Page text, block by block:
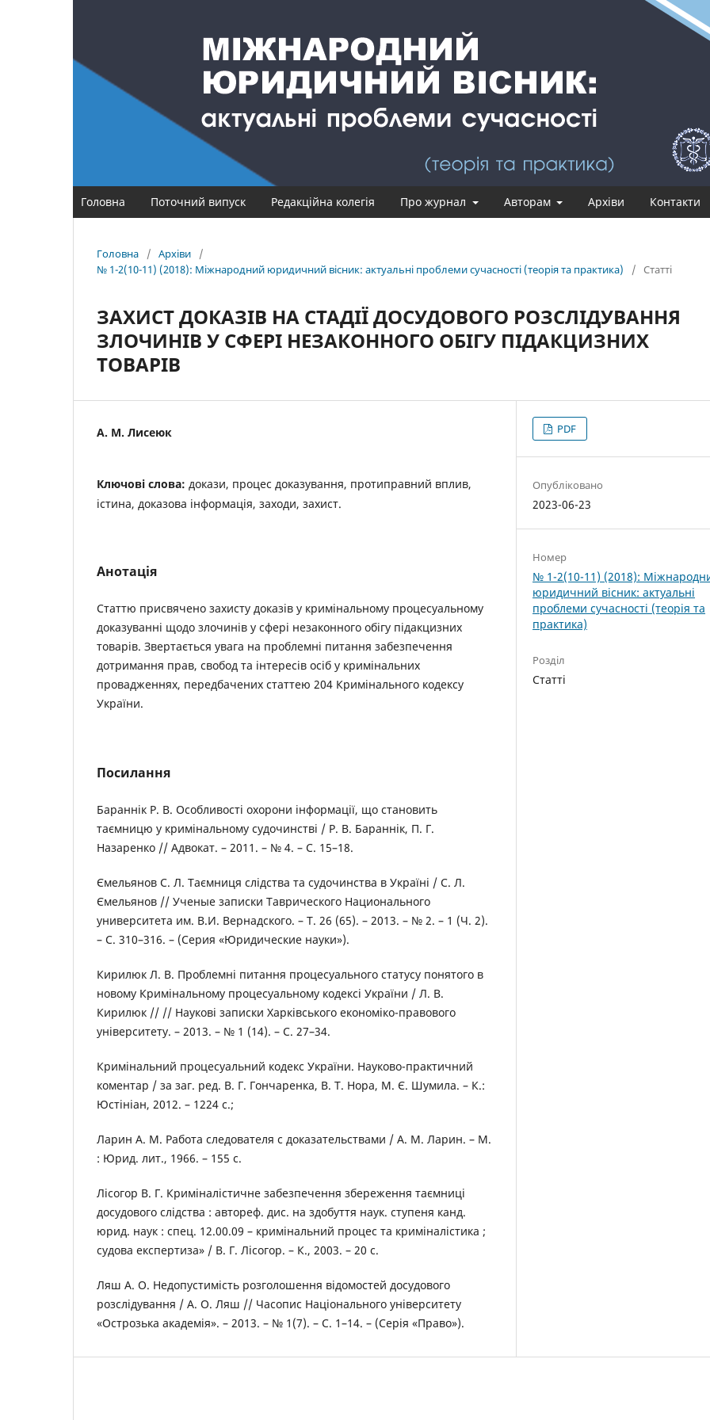
Головна Поточний випуск Редакційна колегія Про журнал Авторам Архіви Контакти
Головна / Архіви
/
№ 1-2(10-11) (2018): Міжнародний юридичний вісник: актуальні проблеми сучасності (теорія та практика)
/ Статті
ЗАХИСТ ДОКАЗІВ НА СТАДІЇ ДОСУДОВОГО РОЗСЛІДУВАННЯ
ЗЛОЧИНІВ У СФЕРІ НЕЗАКОННОГО ОБІГУ ПІДАКЦИЗНИХ
ТОВАРІВ
А. М. Лисеюк
Ключові слова: докази, процес доказування, протиправний вплив,
істина, доказова інформація, заходи, захист.
Анотація
Статтю присвячено захисту доказів у кримінальному процесуальному
доказуванні щодо злочинів у сфері незаконного обігу підакцизних
товарів. Звертається увага на проблемні питання забезпечення
дотримання прав, свобод та інтересів осіб у кримінальних
провадженнях, передбачених статтею 204 Кримінального кодексу
України.
Посилання
Бараннік Р. В. Особливості охорони інформації, що становить
таємницю у кримінальному судочинстві / Р. В. Бараннік, П. Г.
Назаренко // Адвокат. – 2011. – № 4. – С. 15–18.
Ємельянов С. Л. Таємниця слідства та судочинства в Україні / С. Л.
Ємельянов // Ученые записки Таврического Национального
университета им. В.И. Вернадского. – Т. 26 (65). – 2013. – № 2. – 1 (Ч. 2).
– С. 310–316. – (Серия «Юридические науки»).
Кирилюк Л. В. Проблемні питання процесуального статусу понятого в
новому Кримінальному процесуальному кодексі України / Л. В.
Кирилюк // // Наукові записки Харківського економіко-правового
університету. – 2013. – № 1 (14). – С. 27–34.
Кримінальний процесуальний кодекс України. Науково-практичний
коментар / за заг. ред. В. Г. Гончаренка, В. Т. Нора, М. Є. Шумила. – К.:
Юстініан, 2012. – 1224 с.;
Ларин А. М. Работа следователя с доказательствами / А. М. Ларин. – М.
: Юрид. лит., 1966. – 155 с.
Лісогор В. Г. Криміналістичне забезпечення збереження таємниці
досудового слідства : автореф. дис. на здобуття наук. ступеня канд.
юрид. наук : спец. 12.00.09 – кримінальний процес та криміналістика ;
судова експертиза» / В. Г. Лісогор. – К., 2003. – 20 с.
Ляш А. О. Недопустимість розголошення відомостей досудового
розслідування / А. О. Ляш // Часопис Національного університету
«Острозька академія». – 2013. – № 1(7). – С. 1–14. – (Серія «Право»).
PDF
Опубліковано
2023-06-23
Номер
№ 1-2(10-11) (2018):
юридичний вісник: актуальні
проблеми сучасності (теорія та
практика)
Розділ
Статті